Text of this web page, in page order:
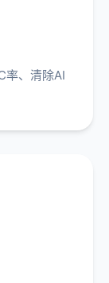
率、清除AI